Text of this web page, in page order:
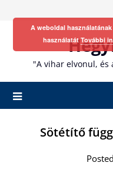
"A vihar elvonul, és
Sötétítő
A weboldal
használatátTovábbi